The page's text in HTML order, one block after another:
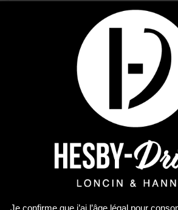
Genièvres
PETERMAN BONBON
AJOUTER AU
Plus que 2 en stock !
Je confirme que j’ai l’âge légal pour